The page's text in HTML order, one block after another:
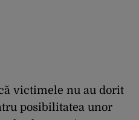
victimele nu au dorit
posibilitatea unor